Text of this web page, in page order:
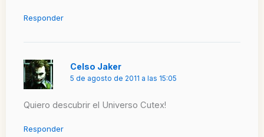
Responder
Celso Jaker
5 de agosto de 2011 a las 15:05
Quiero descubrir el Universo Cutex!
Responder